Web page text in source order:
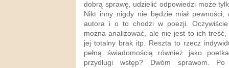
dobrą sprawę, udzielić odpowiedzi może
Nikt inny nigdy nie będzie miał pewności,
autora i o to chodzi w poezji.
można analizować, ale nie jest to ich treść,
jej totalny brak itp. Reszta to rzecz
pełną świadomością również jako
przydługi wstęp? Dwóm sprawom.